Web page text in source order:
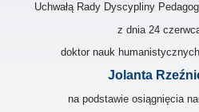
Uchwałą Rady Dyscypliny
z dnia 24
doktor nauk
Jolanta
na podstawie osiągnięcia